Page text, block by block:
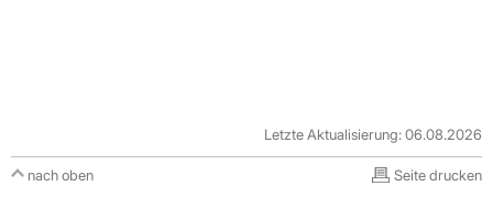
Letzte Aktualisierung: 06.08.2026
nach oben Seite drucken